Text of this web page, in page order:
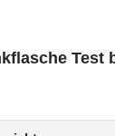
Test